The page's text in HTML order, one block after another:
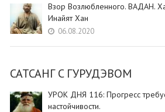
Взор Возлюбленного. ВАДАН.
Инайят Хан
06.08.2020
САТСАНГ C ГУРУДЭВОМ
УРОК ДНЯ 116: Прогресс
настойчивости.